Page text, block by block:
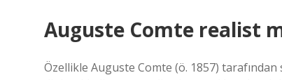
Auguste Comte realist
Özellikle Auguste Comte (ö. 1857)